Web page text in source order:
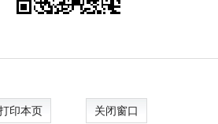
印本页 关闭窗口